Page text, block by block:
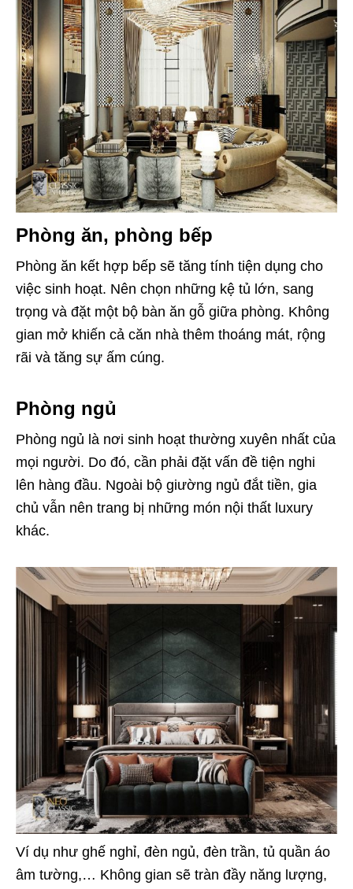
Phòng ăn, phòng bếp
Phòng ăn kết hợp bếp sẽ tăng tính tiện dụng cho
việc sinh hoạt. Nên chọn những kệ tủ lớn, sang
trọng và đặt một bộ bàn ăn gỗ giữa phòng. Không
gian mở khiến cả căn nhà thêm thoáng mát, rộng
rãi và tăng sự ấm cúng.
Phòng ngủ
Phòng ngủ là nơi sinh hoạt thường xuyên nhất của
mọi người. Do đó, cần phải đặt vấn đề tiện nghi
lên hàng đầu. Ngoài bộ giường ngủ đắt tiền, gia
chủ vẫn nên trang bị những món nội thất luxury
khác.
Ví dụ như ghế nghỉ, đèn ngủ, đèn trần, tủ quần áo
âm tường,… Không gian sẽ tràn đầy năng lượng,